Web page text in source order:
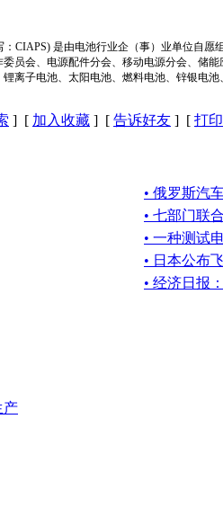
：CIAPS) 是由电池行业企（事）业单位
会、电源配件分会、移动电源分会、储
离子电池、太阳电池、燃料电池、锌银电
] [ 加入收藏 ] [ 告诉好友 ] [ 打
• 俄罗斯汽
• 七部门联
• 一种测试
• 日本公布
• 经济日报
产